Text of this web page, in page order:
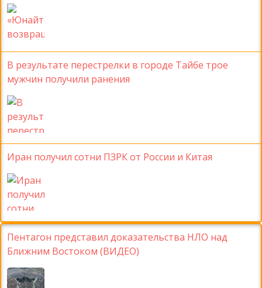
В результате перестрелки в городе Тайбе трое
мужчин получили ранения
Иран получил сотни ПЗРК от России и Китая
Пентагон представил доказательства НЛО над
Ближним Востоком (ВИДЕО)